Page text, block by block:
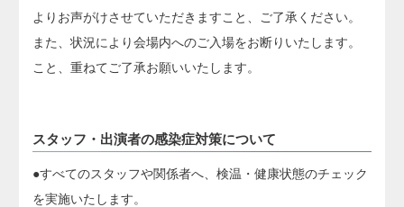
よりお声がけさせていただきますこと、ご了承ください。
また、状況により会場内へのご入場をお断りいたします。
こと、重ねてご了承お願いいたします。
スタッフ・出演者の感染症対策について
●すべてのスタッフや関係者へ、検温・健康状態のチェック
を実施いたします。